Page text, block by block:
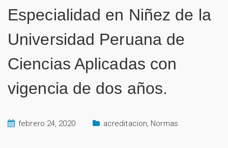
Especialidad en Niñez de la
Universidad Peruana de
Ciencias Aplicadas con
vigencia de dos años.
febrero 24, 2020 acreditacion, Normas